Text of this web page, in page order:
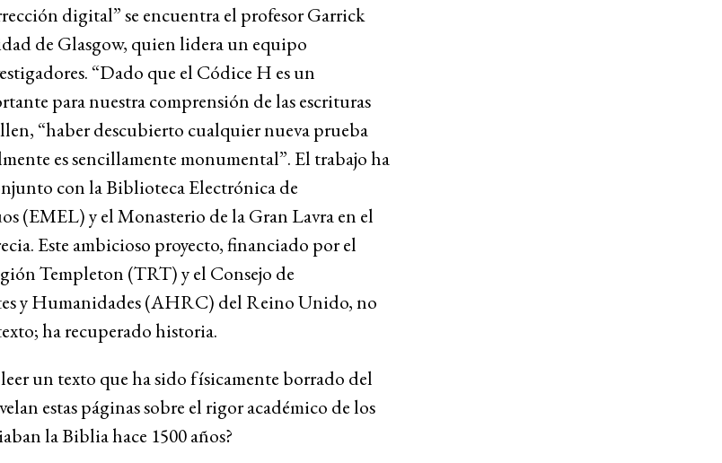
digital” se encuentra el profesor Garrick
de Glasgow, quien lidera un equipo
“Dado que el Códice H es un
para nuestra comprensión de las escrituras
“haber descubierto cualquier nueva prueba
es sencillamente monumental”. El trabajo ha
con la Biblioteca Electrónica de
(EMEL) y el Monasterio de la Gran Lavra en el
Este ambicioso proyecto, financiado por el
Templeton (TRT) y el Consejo de
y Humanidades (AHRC) del Reino Unido, no
ha recuperado historia.
un texto que ha sido físicamente borrado del
estas páginas sobre el rigor académico de los
la Biblia hace 1500 años?